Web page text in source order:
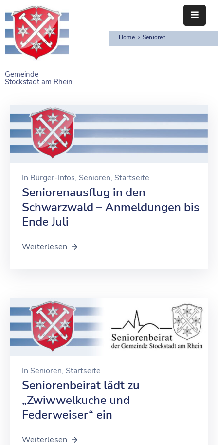
Gemeinde
Stockstadt am Rhein
STARTSEITE
BÜRGERSERVICE
EINRICHTUNGEN
NAHERHOLUNG
FREIZEITEINRICHTUNGEN
VEREINE
Home Senioren
In Bürger-Infos‚ Senioren‚ Startseite
Seniorenausflug in den
Schwarzwald – Anmeldungen bis
Ende Juli
Weiterlesen
In Senioren‚ Startseite
Seniorenbeirat lädt zu
„Zwiwwelkuche und
Federweiser“ ein
Weiterlesen